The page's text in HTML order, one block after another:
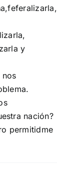
y
nos
nación?
permitidme